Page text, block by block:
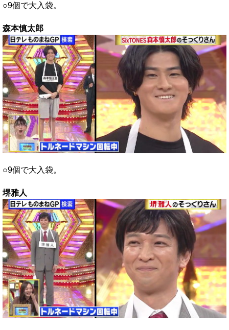
○9個で大入袋。
森本慎太郎
○9個で大入袋。
堺雅人